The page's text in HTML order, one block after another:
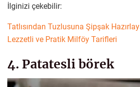
İlginizi çekebilir:
Tatlısından Tuzlusuna Şipşak
Lezzetli ve Pratik Milföy Tarifleri
4. Patatesli börek